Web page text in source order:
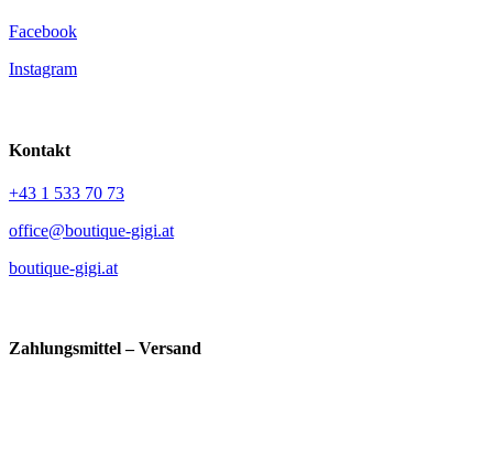
Facebook
Instagram
Kontakt
+43 1 533 70 73
office@boutique-gigi.at
boutique-gigi.at
Zahlungsmittel – Versand